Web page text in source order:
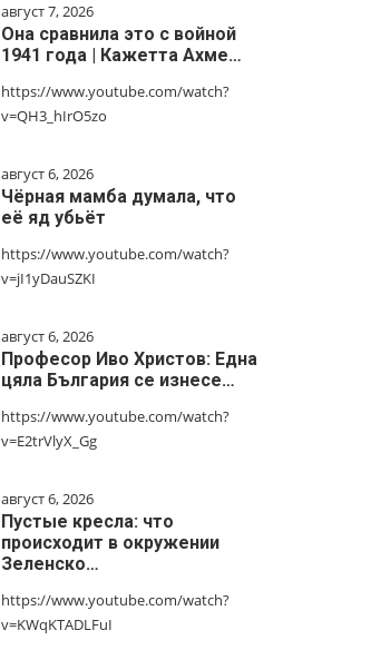
август 7, 2026
Она сравнила это с войной
1941 года | Кажетта Ахме…
https://www.youtube.com/watch?
v=QH3_hIrO5zo
август 6, 2026
Чёрная мамба думала, что
её яд убьёт
https://www.youtube.com/watch?
v=jI1yDauSZKI
август 6, 2026
Професор Иво Христов: Една
цяла България се изнесе…
https://www.youtube.com/watch?
v=E2trVlyX_Gg
август 6, 2026
Пустые кресла: что
происходит в окружении
Зеленско…
https://www.youtube.com/watch?
v=KWqKTADLFuI